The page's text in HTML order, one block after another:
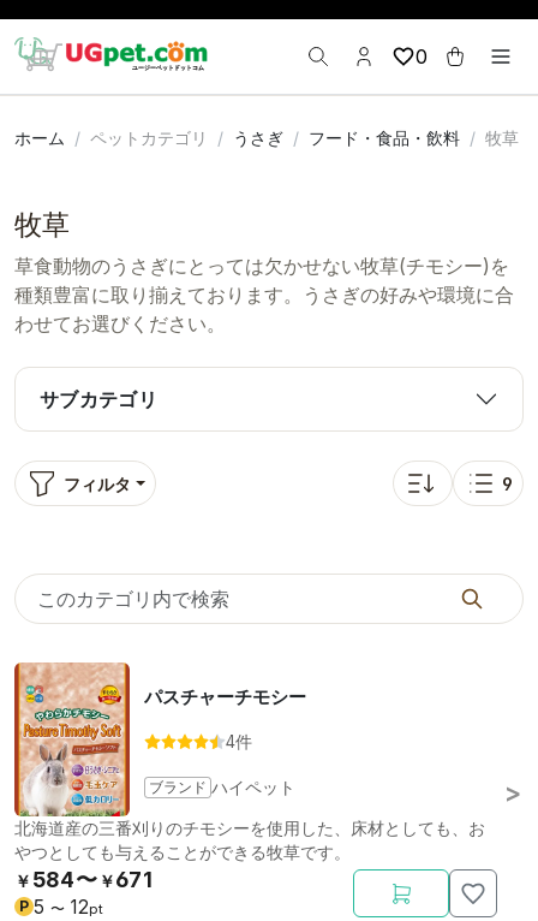
0
ホーム ペットカテゴリ うさぎ フード・食品・飲料 牧草
牧草
草食動物のうさぎにとっては欠かせない牧草(チモシー)を
種類豊富に取り揃えております。うさぎの好みや環境に合
わせてお選びください。
サブカテゴリ
フィルタ
並び替え: 人気順
表示
9
パスチャーチモシー
4件
ブランド ハイペット
北海道産の三番刈りのチモシーを使用した、床材としても、お
やつとしても与えることができる牧草です。
￥ 584〜 ￥671
P 5 〜 12pt